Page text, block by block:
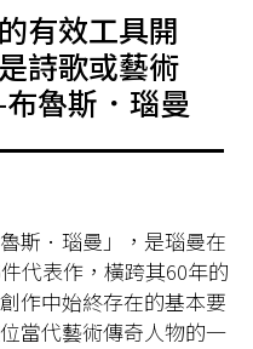
有效工具開
詩歌或藝術
布魯斯．瑙曼
斯．瑙曼」，是瑙曼在
代表作，橫跨其60年的
作中始終存在的基本要
當代藝術傳奇人物的一